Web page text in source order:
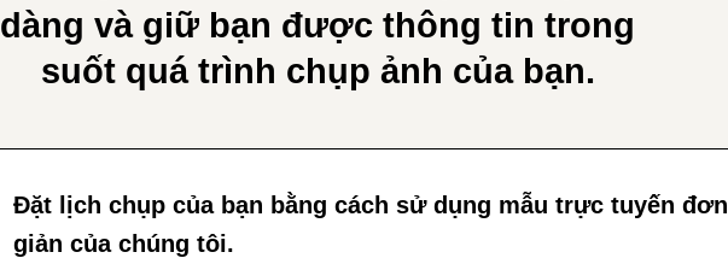
dàng và giữ bạn được thông tin trong
suốt quá trình chụp ảnh của bạn.
Đặt lịch chụp của bạn bằng cách sử dụng mẫu trực tuyến đơn
giản của chúng tôi.